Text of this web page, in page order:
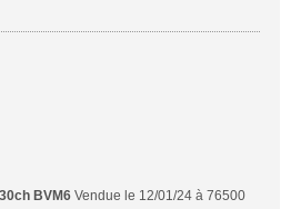
BVM6 Vendue le 12/01/24 à 76500